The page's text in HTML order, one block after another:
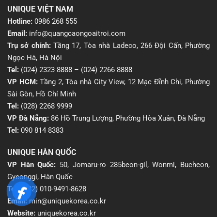
UNIQUE VIỆT NAM
Hotline: 0986 268 555
Email: info@quangcaongoaitroi.com
Trụ sở chính:Tầng 17, Tòa nhà Ladeco, 266 Đội Cấn, Phường
Ngọc Hà, Hà Nội
Tel: (024) 2323 8888 – (024) 2266 8888
VP HCM:Tầng 2, Tòa nhà City View, 12 Mạc Đĩnh Chi, Phường
Sài Gòn, Hồ Chí Minh
Tel: (028) 2268 9999
VP Đà Nẵng: 86 Hồ Trung Lượng, Phường Hòa Xuân, Đà Nẵng
Tel: 090 814 8383
UNIQUE HÀN QUỐC
VP Hàn Quốc: 50, Jomaru-ro 285beon-gil, Wonmi, Bucheon,
Gyeonggi, Hàn Quốc
Tel:(+82) 010-9491-8628
Email: min@uniquekorea.co.kr
Website: uniquekorea.co.kr